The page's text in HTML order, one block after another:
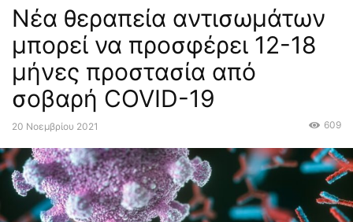
Νέα θεραπεία αντισωμάτων
μπορεί να προσφέρει 12-18
μήνες προστασία από
σοβαρή COVID-19
20 Νοεμβρίου 2021 609